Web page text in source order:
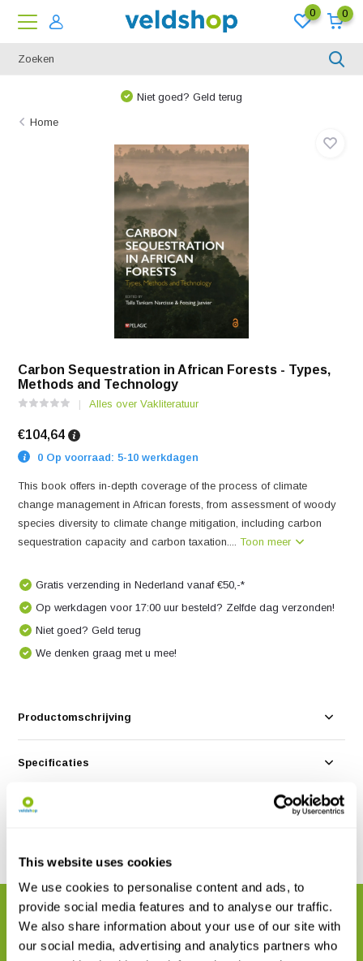
This website uses cookies
We use cookies to personalise content and ads, to
provide social media features and to analyse our traffic.
We also share information about your use of our site with
our social media, advertising and analytics partners who
0 0
Niet goed? Geld terug
Home
Carbon Sequestration in African Forests - Types,
Methods and Technology
Alles over Vakliteratuur
€104,64
0 Op voorraad: 5-10 werkdagen
This book offers in-depth coverage of the process of climate
change management in African forests, from assessment of woody
species diversity to climate change mitigation, including carbon
sequestration capacity and carbon taxation....Toon meer
Gratis verzending in Nederland vanaf €50,-*
Op werkdagen voor 17:00 uur besteld? Zelfde dag verzonden!
Niet goed? Geld terug
We denken graag met u mee!
Productomschrijving
Specificaties
Reviews
GERELATEERDE PRODUCTEN